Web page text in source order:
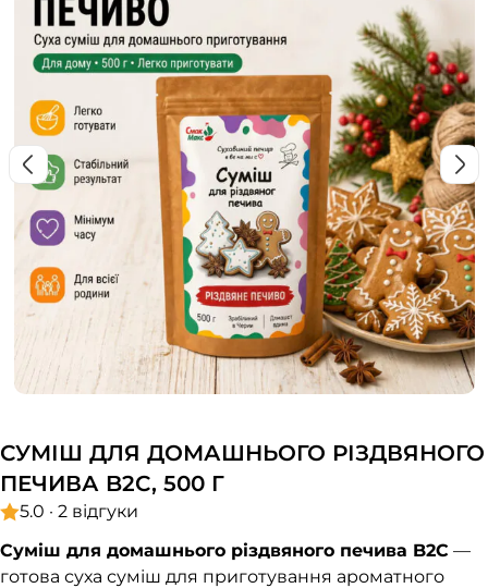
СУМІШ ДЛЯ ДОМАШНЬОГО РІЗДВЯНОГО
ПЕЧИВА B2C, 500 Г
5.0 · 2 відгуки
Суміш для домашнього різдвяного печива B2C —
готова суха суміш для приготування ароматного